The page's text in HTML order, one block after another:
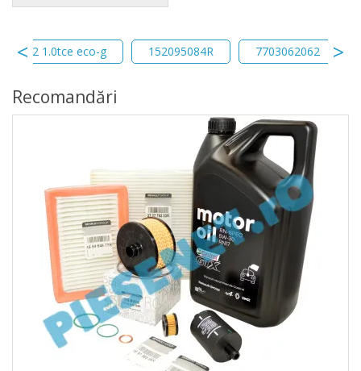
2 1.0tce eco-g 152095084R 7703062062
Recomandări